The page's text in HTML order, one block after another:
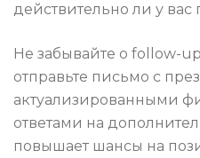
действительно ли у вас
Не забывайте о follow-
отправьте письмо с
актуализированными
ответами на
повышает шансы на